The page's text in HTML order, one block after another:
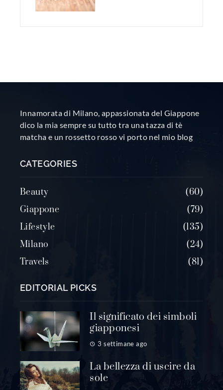
Innamorata di Milano, appassionata del Giappone
dico la mia sempre su tutto tra una tazza di tè
matcha e un rossetto rosso vi porto nel mio blog
CATEGORIES
Beauty
60
Giappone
79
Lifestyle
135
Milano
24
Travels
81
EDITORIAL PICKS
Il significato dei simboli
giapponesi
3 settimane ago
La bellezza di uscire da
sole